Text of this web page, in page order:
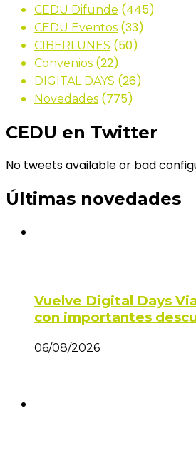
CEDU Difunde (445)
CEDU Eventos (33)
CIBERLUNES (50)
Convenios (22)
DIGITAL DAYS (26)
Novedades (775)
CEDU en Twitter
No tweets available or bad
Últimas novedades
Vuelve Digital Days
con importantes
06/08/2026